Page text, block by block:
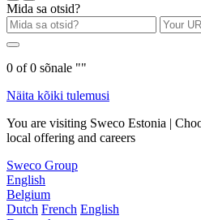
Mida sa otsid?
0 of0 sõnale ""
Näita kõiki tulemusi
You are visiting Sweco Estonia |
local offering and careers
Sweco Group
English
Belgium
Dutch French English